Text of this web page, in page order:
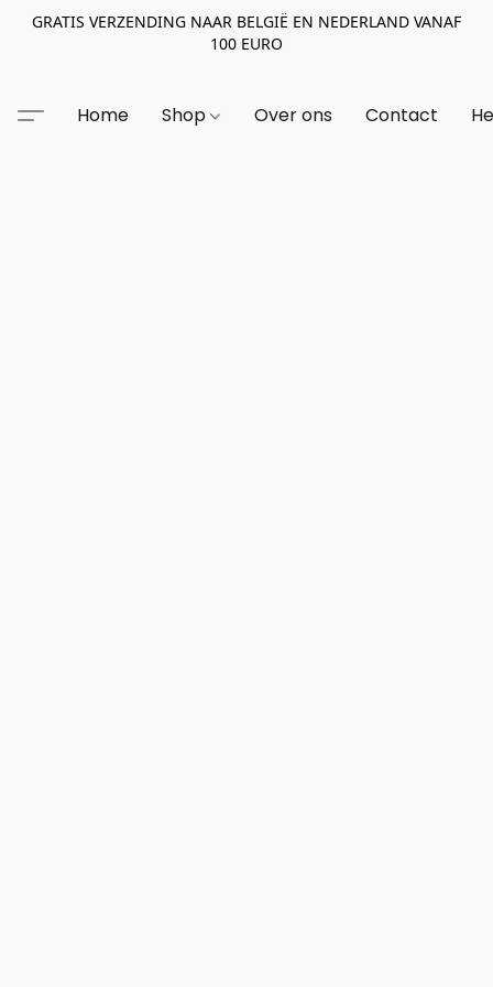
GRATIS VERZENDING NAAR BELGIË EN NEDERLAND VANAF
100 EURO
Home Shop Over ons Contact